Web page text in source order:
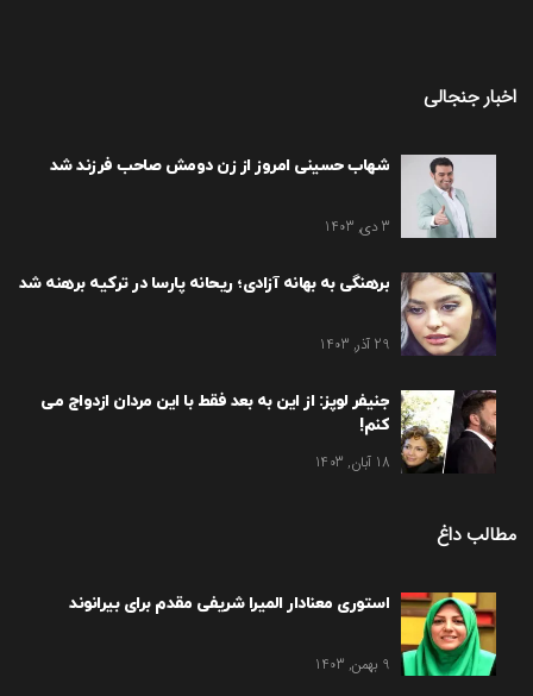
اخبار جنجالی
شهاب حسینی امروز از زن دومش صاحب فرزند شد
3 دی, 1403
برهنگی به بهانه آزادی؛ ریحانه پارسا در ترکیه برهنه شد
29 آذر, 1403
جنیفر لوپز: از این به بعد فقط با این مردان ازدواج می
کنم!
18 آبان, 1403
مطالب داغ
استوری معنادار المیرا شریفی مقدم برای بیرانوند
9 بهمن, 1403